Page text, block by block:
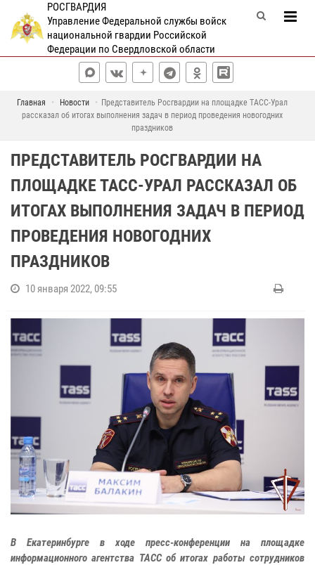
РОСГВАРДИЯ
Управление Федеральной службы войск
национальной гвардии Российской
Федерации по Свердловской области
Главная Новости
Представитель Росгвардии на площадке ТАСС-Урал
рассказал об итогах выполнения задач в период проведения новогодних
праздников
ПРЕДСТАВИТЕЛЬ РОСГВАРДИИ НА
ПЛОЩАДКЕ ТАСС-УРАЛ РАССКАЗАЛ ОБ
ИТОГАХ ВЫПОЛНЕНИЯ ЗАДАЧ В ПЕРИОД
ПРОВЕДЕНИЯ НОВОГОДНИХ
ПРАЗДНИКОВ
10 января 2022, 09:55
В Екатеринбурге в ходе пресс-конференции на площадке
информационного агентства ТАСС об итогах работы сотрудников